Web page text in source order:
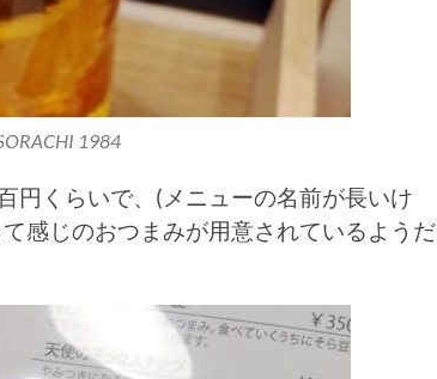
1984
円くらいで、(メニューの名前が長いけ
感じのおつまみが用意されているようだ